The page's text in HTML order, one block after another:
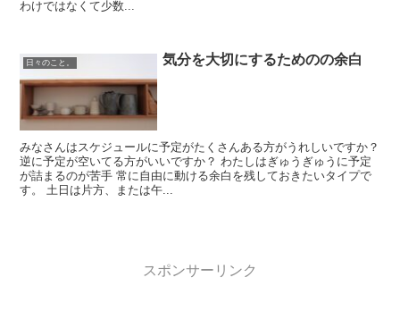
わけではなくて少数...
日々のこと。 気分を大切にするためのの余白
みなさんはスケジュールに予定がたくさんある方がうれしいですか？
逆に予定が空いてる方がいいですか？ わたしはぎゅうぎゅうに予定
が詰まるのが苦手 常に自由に動ける余白を残しておきたいタイプで
す。 土日は片方、または午...
スポンサーリンク